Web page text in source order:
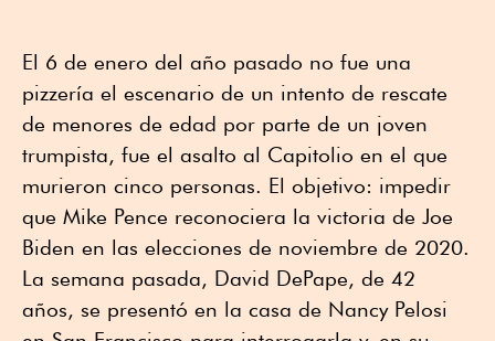
El 6 de enero del año pasado no fue una
pizzería el escenario de un intento de rescate
de menores de edad por parte de un joven
trumpista, fue el asalto al Capitolio en el que
murieron cinco personas. El objetivo: impedir
que Mike Pence reconociera la victoria de Joe
Biden en las elecciones de noviembre de 2020.
La semana pasada, David DePape, de 42
años, se presentó en la casa de Nancy Pelosi